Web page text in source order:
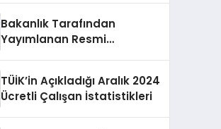
Bakanlık Tarafından
Yayımlanan Resmi
TÜİK’in Açıkladığı Aralık 2024
Ücretli Çalışan İstatistikleri